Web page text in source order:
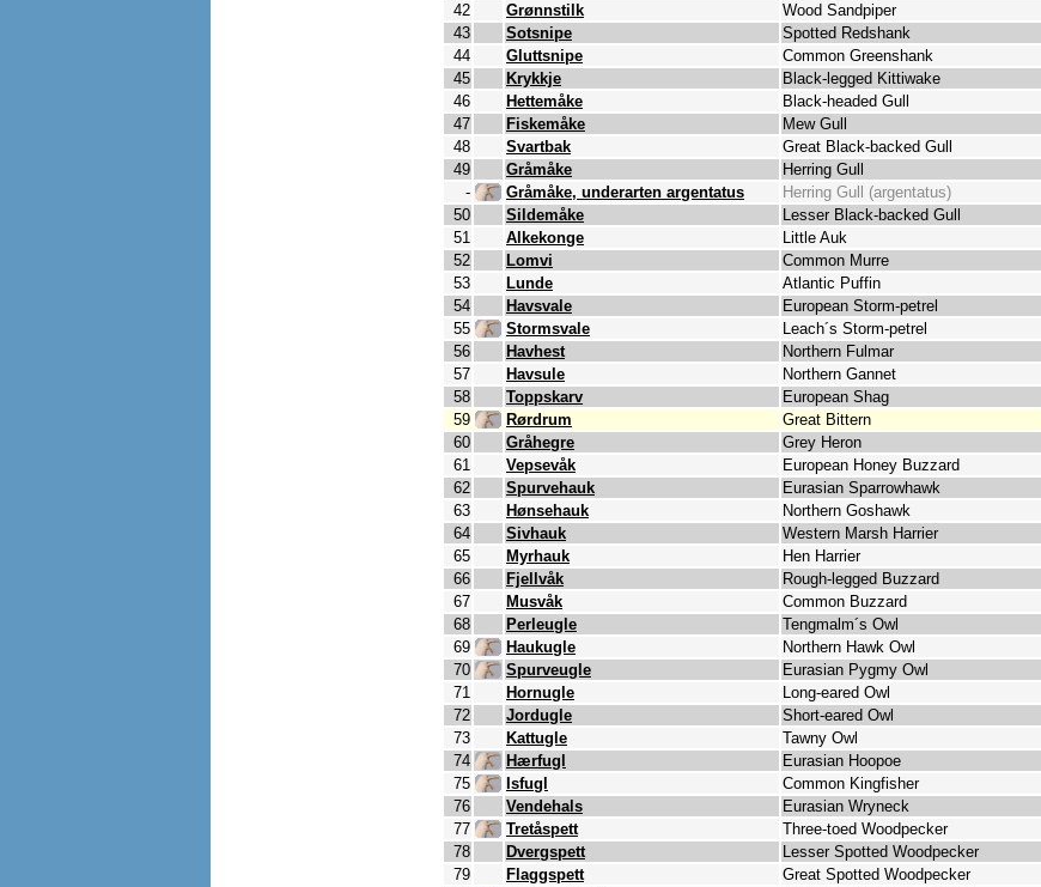
42
Grønnstilk Wood Sandpiper
43
Sotsnipe Spotted Redshank
44
Gluttsnipe Common Greenshank
45
Krykkje Black-legged Kittiwake
46
Hettemåke Black-headed Gull
47
Fiskemåke Mew Gull
48
Svartbak Great Black-backed Gull
49
Gråmåke Herring Gull
-
Gråmåke, underarten argentatus Herring Gull (argentatus)
50
Sildemåke Lesser Black-backed Gull
51
Alkekonge Little Auk
52
Lomvi Common Murre
53
Lunde Atlantic Puffin
54
Havsvale European Storm-petrel
55
Stormsvale Leach´s Storm-petrel
56
Havhest Northern Fulmar
57
Havsule Northern Gannet
58
Toppskarv European Shag
59
Rørdrum Great Bittern
60
Gråhegre Grey Heron
61
Vepsevåk European Honey Buzzard
62
Spurvehauk Eurasian Sparrowhawk
63
Hønsehauk Northern Goshawk
64
Sivhauk Western Marsh Harrier
65
Myrhauk Hen Harrier
66
Fjellvåk Rough-legged Buzzard
67
Musvåk Common Buzzard
68
Perleugle Tengmalm´s Owl
69
Haukugle Northern Hawk Owl
70
Spurveugle Eurasian Pygmy Owl
71
Hornugle Long-eared Owl
72
Jordugle Short-eared Owl
73
Kattugle Tawny Owl
74
Hærfugl Eurasian Hoopoe
75
Isfugl Common Kingfisher
76
Vendehals Eurasian Wryneck
77
Tretåspett Three-toed Woodpecker
78
Dvergspett Lesser Spotted Woodpecker
79
Flaggspett Great Spotted Woodpecker